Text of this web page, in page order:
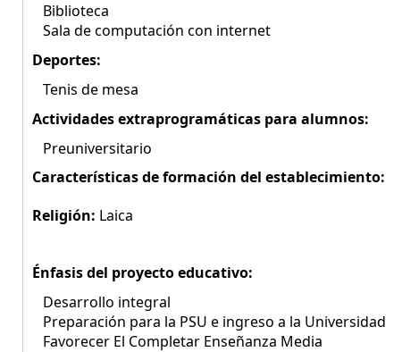
Biblioteca
Sala de computación con internet
Deportes:
Tenis de mesa
Actividades extraprogramáticas para alumnos:
Preuniversitario
Características de formación del establecimiento:
Religión: Laica
Énfasis del proyecto educativo:
Desarrollo integral
Preparación para la PSU e ingreso a la Universidad
Favorecer El Completar Enseñanza Media